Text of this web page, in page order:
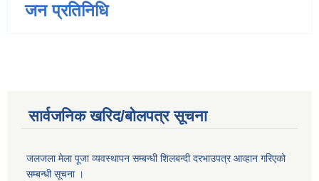
जन प्रतिनिधि
सार्वजनिक खरिद/बोलपत्र सूचना
जलजला मेला पूजा व्यवस्थापन सम्बन्धी शिलबन्दी दरभाउपत्र आव्हान गरिएको
सम्बन्धी सूचना ।